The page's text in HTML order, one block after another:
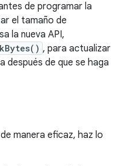
de programar la
el tamaño de
la nueva API,
, para actualizar
después de que se haga
manera eficaz, haz lo